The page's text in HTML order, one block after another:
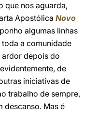
que nos aguarda,
Apostólica Novo
algumas linhas
a comunidade
ardor depois do
de
iniciativas de
trabalho de sempre,
descanso. Mas é